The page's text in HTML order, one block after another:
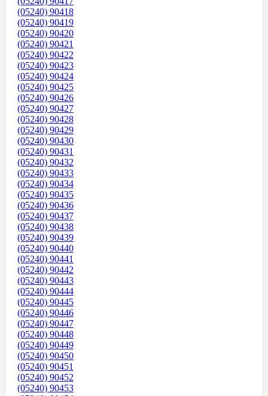
(05240) 90418
(05240) 90419
(05240) 90420
(05240) 90421
(05240) 90422
(05240) 90423
(05240) 90424
(05240) 90425
(05240) 90426
(05240) 90427
(05240) 90428
(05240) 90429
(05240) 90430
(05240) 90431
(05240) 90432
(05240) 90433
(05240) 90434
(05240) 90435
(05240) 90436
(05240) 90437
(05240) 90438
(05240) 90439
(05240) 90440
(05240) 90441
(05240) 90442
(05240) 90443
(05240) 90444
(05240) 90445
(05240) 90446
(05240) 90447
(05240) 90448
(05240) 90449
(05240) 90450
(05240) 90451
(05240) 90452
(05240) 90453